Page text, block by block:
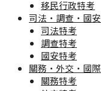
移民行政特考
司法·調查·國安
司法特考
調查特考
國安特考
關務·外交·國際
關務特考